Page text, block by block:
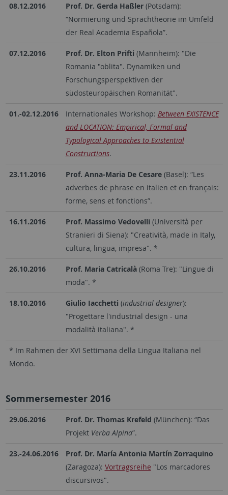
08.12.2016 Prof. Dr. Gerda Haßler(Potsdam):
“Normierung und Sprachtheorie im Umfeld
der Real Academia Española”.
07.12.2016 Prof. Dr. Elton Prifti (Mannheim): "Die
Romania "oblita". Dynamiken und
Forschungsperspektiven der
südosteuropäischen Romanität".
01.-02.12.2016 Internationales Workshop: Between EXISTENCE
and LOCATION: Empirical, Formal and
Typological Approaches to Existential
Constructions.
23.11.2016 Prof. Anna-Maria De Cesare(Basel): “Les
adverbes de phrase en italien et en français:
forme, sens et fonctions”.
16.11.2016 Prof. Massimo Vedovelli (Università per
Stranieri di Siena): "Creatività, made in Italy,
cultura, lingua, impresa". *
26.10.2016 Prof. Maria Catricalà(Roma Tre): "Lingue di
moda". *
18.10.2016 Giulio Iacchetti (industrial designer):
"Progettare l'industrial design - una
modalità italiana". *
* Im Rahmen der XVI Settimana della Lingua Italiana nel
Mondo.
Sommersemester 2016
29.06.2016 Prof. Dr. Thomas Krefeld (München): “Das
Projekt Verba Alpina”.
23.-24.06.2016
Prof. Dr. María Antonia Martín Zorraquino
(Zaragoza): Vortragsreihe "Los marcadores
discursivos".